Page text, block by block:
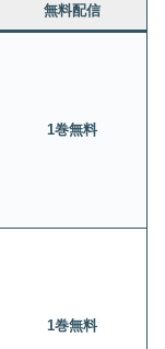
無料配信
1巻無料
1巻無料